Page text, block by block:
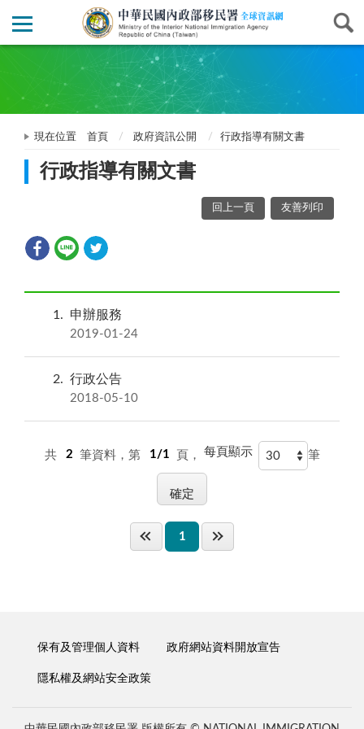
現在位置 首頁 政府資訊公開 行政指導有關文書
行政指導有關文書
回上一頁 友善列印
1 申辦服務
2019-01-24
2 行政公告
2018-05-10
共 2 筆資料，第 1/1 頁， 每頁顯示 筆
1
保有及管理個人資料 政府網站資料開放宣告
隱私權及網站安全政策